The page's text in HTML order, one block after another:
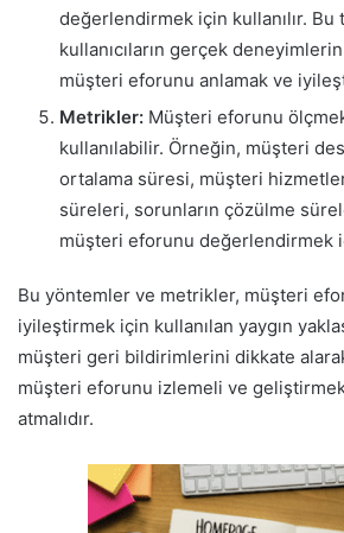
değerlendirmek için kullanılır. Bu
kullanıcıların gerçek
müşteri eforunu anlamak ve
Metrikler: Müşteri eforunu
kullanılabilir. Örneğin, müşteri
ortalama süresi, müşteri
süreleri, sorunların çözülme
müşteri eforunu değerlendirmek
Bu yöntemler ve metrikler, müşteri
iyileştirmek için kullanılan yaygın
müşteri geri bildirimlerini dikkate
müşteri eforunu izlemeli ve
atmalıdır.